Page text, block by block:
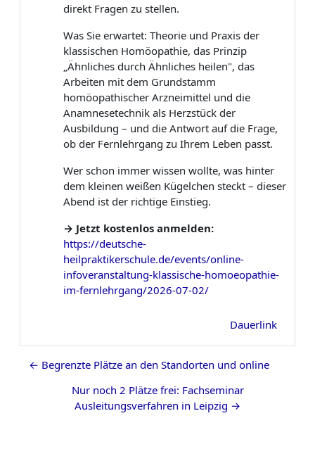
direkt Fragen zu stellen.
Was Sie erwartet: Theorie und Praxis der
klassischen Homöopathie, das Prinzip
„Ähnliches durch Ähnliches heilen", das
Arbeiten mit dem Grundstamm
homöopathischer Arzneimittel und die
Anamnesetechnik als Herzstück der
Ausbildung – und die Antwort auf die Frage,
ob der Fernlehrgang zu Ihrem Leben passt.
Wer schon immer wissen wollte, was hinter
dem kleinen weißen Kügelchen steckt – dieser
Abend ist der richtige Einstieg.
→ Jetzt kostenlos anmelden:
https://deutsche-
heilpraktikerschule.de/events/online-
infoveranstaltung-klassische-homoeopathie-
im-fernlehrgang/2026-07-02/
Dauerlink
← Begrenzte Plätze an den Standorten und online
Nur noch 2 Plätze frei: Fachseminar
Ausleitungsverfahren in Leipzig →